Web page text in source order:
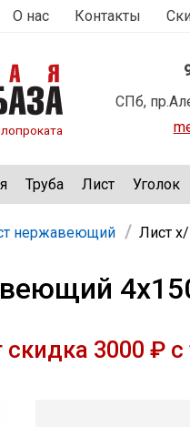
О нас Контакты
СПб,
Труба Лист Уголок
нержавеющий Лист
скидка 3000 ₽